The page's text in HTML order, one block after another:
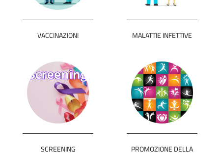
VACCINAZIONI MALATTIE INFETTIVE
SCREENING
PROMOZIONE DELLA